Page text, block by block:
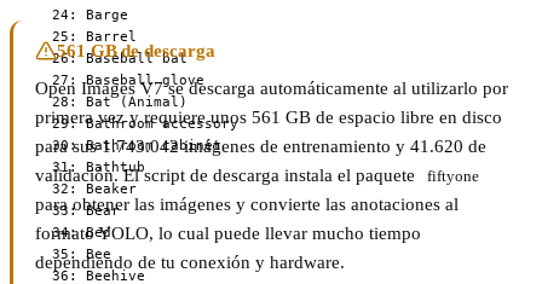
561 GB de descarga
Open Images V7 se descarga automáticamente al utilizarlo por
primera vez y requiere unos 561 GB de espacio libre en disco
para sus 1.743.042 imágenes de entrenamiento y 41.620 de
validación. El script de descarga instala el paquete
fiftyone
para obtener las imágenes y convierte las anotaciones al
formato YOLO, lo cual puede llevar mucho tiempo
dependiendo de tu conexión y hardware.